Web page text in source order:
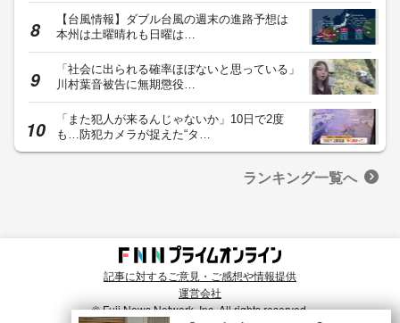
【台風情報】ダブル台風の週末の進路予想は
本州は土曜晴れも日曜は…
「社会に出られる確率ほぼないと思っている」
川村葉音被告に無期懲役…
「また犯人が来るんじゃないか」10日で2度
も…防犯カメラが捉えた“タ…
ランキング一覧へ
記事に対するご意見・ご感想や情報提供
運営会社
© Fuji News Network, Inc. All rights reserved.